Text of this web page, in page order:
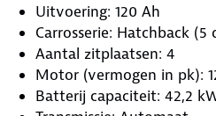
Uitvoering: 120 Ah
Carrosserie: Hatchback (5
Aantal zitplaatsen: 4
Motor (vermogen in pk):
Batterij capaciteit: 42,2